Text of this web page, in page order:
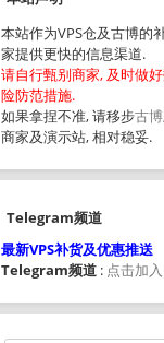
本站作为VPS仓及古博的
家提供更快的信息渠道.
请自行甄别商家, 及时做
险防范措施.
如果拿捏不准, 请移步古博
商家及演示站, 相对稳妥.
Telegram频道
最新VPS补货及优惠推送
Telegram频道 : 点击加入